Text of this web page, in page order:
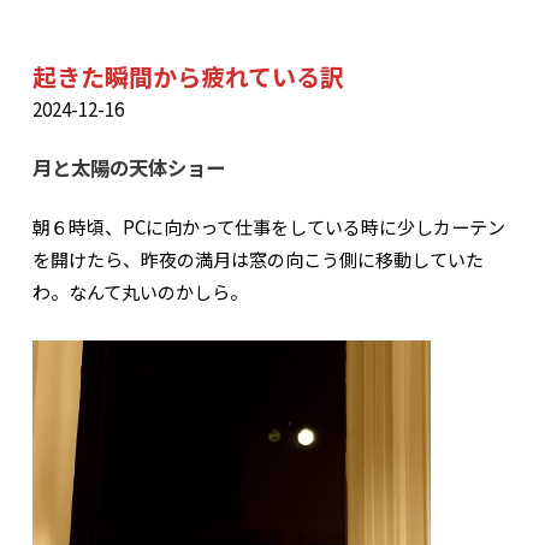
起きた瞬間から疲れている訳
2024-12-16
月と太陽の天体ショー
朝６時頃、PCに向かって仕事をしている時に少しカーテン
を開けたら、昨夜の満月は窓の向こう側に移動していた
わ。なんて丸いのかしら。